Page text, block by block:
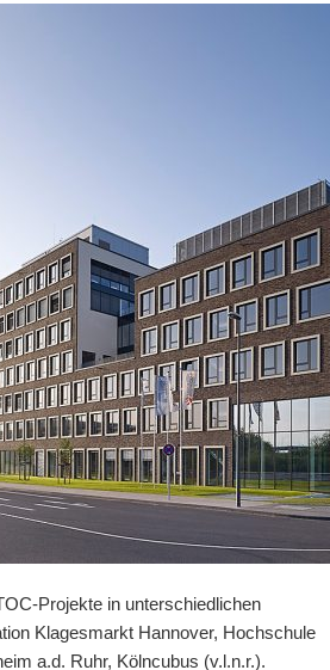
Projekte in unterschiedlichen
Klagesmarkt Hannover, Hochschule
a.d. Ruhr, Kölncubus (v.l.n.r.).